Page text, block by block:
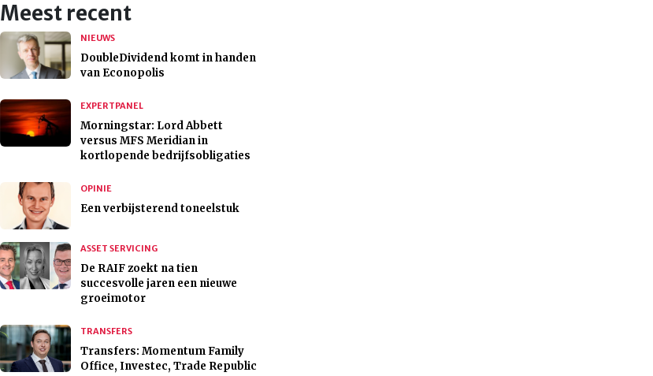
Meest recent
NIEUWS
DoubleDividend komt in handen
van Econopolis
EXPERTPANEL
Morningstar: Lord Abbett
versus MFS Meridian in
kortlopende bedrijfsobligaties
OPINIE
Een verbijsterend toneelstuk
ASSET SERVICING
De RAIF zoekt na tien
succesvolle jaren een nieuwe
groeimotor
TRANSFERS
Transfers: Momentum Family
Office, Investec, Trade Republic